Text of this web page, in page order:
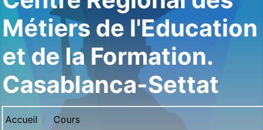
Métiers de l'Education
et de la Formation.
Casablanca-Settat
Accueil Cours